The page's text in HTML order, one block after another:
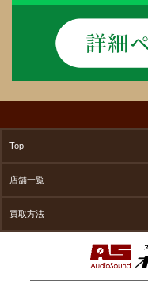
Top
店舗一覧
買取方法